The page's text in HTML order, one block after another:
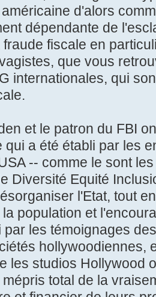
d'alors
dépendante de
fiscale en
que vous
internationales, qui
et le patron du FBI
qui a été établi par les
-- comme le sont
Diversité Equité
l'Etat, tout
population et
par les témoignages
hollywoodiennes,
les studios Hollywood
total de la